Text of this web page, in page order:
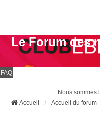
Le Forum des
FAQ
Nous sommes
Accueil
Accueil du forum